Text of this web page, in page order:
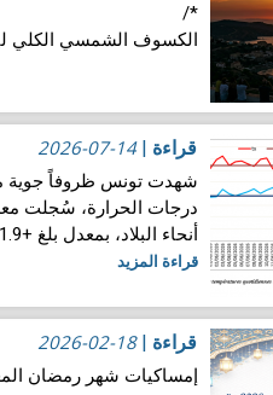
*/
الكسوف الشمسي الكلي ليوم 12 أوت 2026: موعد
الفلكية: كسوفا كلي
قراءة المزيد
قراءة |
2026-07-14
درجات الحرارة، سُجلت
أنحاء البلاد، بمعدل بلغ +1.9 درجة مئوية. ويضع هذالمعدل شهرجوان…
قراءة المزيد
قراءة |
2026-02-18
إمساكيات شهر رمضان المعظم